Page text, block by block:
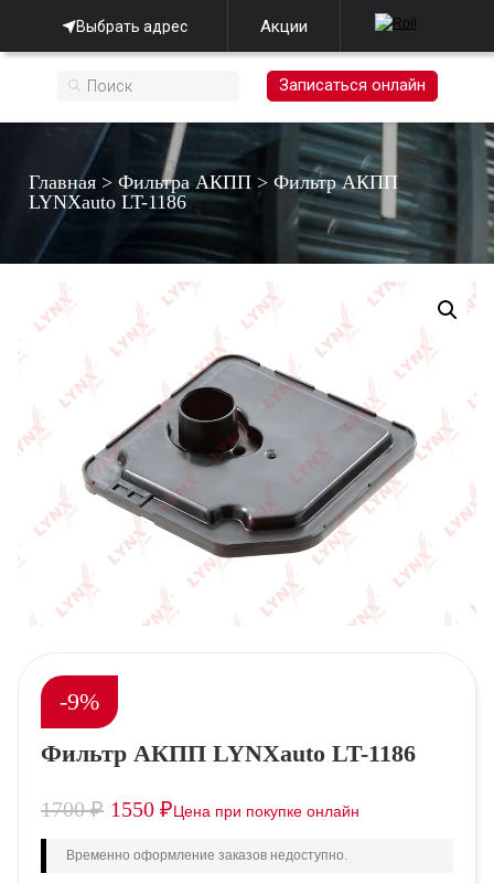
Выбрать адрес Акции
Записаться онлайн
Главная >Фильтра АКПП >Фильтр АКПП
LYNXauto LT-1186
-9%
Фильтр АКПП LYNXauto LT-1186
1700₽ 1550 ₽
Временно оформление заказов недоступно.